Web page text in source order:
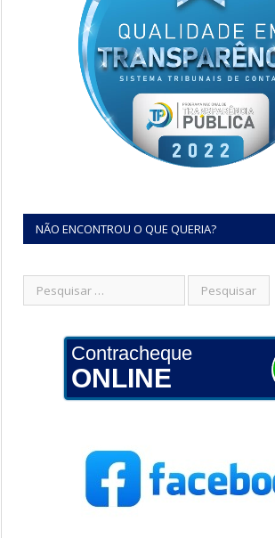
NÃO ENCONTROU O QUE QUERIA?
Contracheque
ONLINE